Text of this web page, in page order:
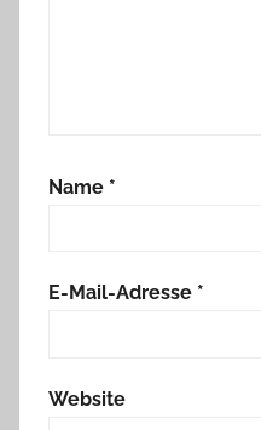
Name *
E-Mail-Adresse *
Website